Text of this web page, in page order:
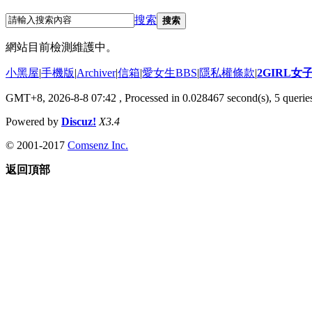
搜索 搜索
網站目前檢測維護中。
小黑屋|手機版|Archiver|信箱|愛女生BBS|隱私權條款|2GIRL女
GMT+8, 2026-8-8 07:42 , Processed in 0.028467 second(s), 5
Powered by Discuz! X3.4
© 2001-2017 Comsenz Inc.
返回頂部